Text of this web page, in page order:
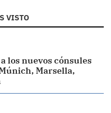
VISTO
los nuevos cónsules
Marsella,